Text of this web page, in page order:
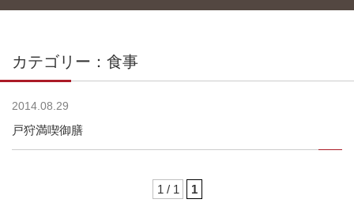
カテゴリー：食事
2014.08.29
戸狩満喫御膳
1 / 1 1